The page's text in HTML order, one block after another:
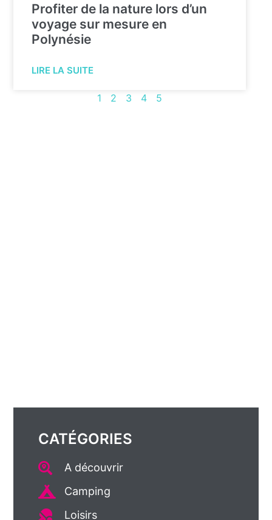
Profiter de la nature lors d’un
voyage sur mesure en
Polynésie
LIRE LA SUITE
1 2 3 4 5
CATÉGORIES
A découvrir
Camping
Loisirs